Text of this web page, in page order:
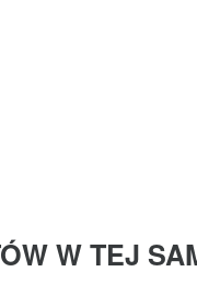
W TEJ